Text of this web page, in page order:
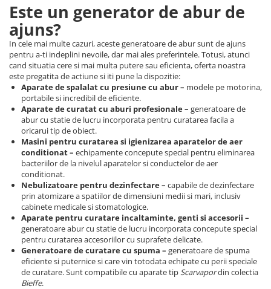
Este un generator de abur de
ajuns?
In cele mai multe cazuri, aceste generatoare de abur sunt de ajuns
pentru a-ti indeplini nevoile, dar mai ales preferintele. Totusi, atunci
cand situatia cere si mai multa putere sau eficienta, oferta noastra
este pregatita de actiune si iti pune la dispozitie:
Aparate de spalalat cu presiune cu abur – modele pe motorina,
portabile si incredibil de eficiente.
Aparate de curatat cu aburi profesionale – generatoare de
abur cu statie de lucru incorporata pentru curatarea facila a
oricarui tip de obiect.
Masini pentru curatarea si igienizarea aparatelor de aer
conditionat – echipamente concepute special pentru eliminarea
bacteriilor de la nivelul aparatelor si conductelor de aer
conditionat.
Nebulizatoare pentru dezinfectare – capabile de dezinfectare
prin atomizare a spatiilor de dimensiuni medii si mari, inclusiv
cabinete medicale si stomatologice.
Aparate pentru curatare incaltaminte, genti si accesorii –
generatoare abur cu statie de lucru incorporata concepute special
pentru curatarea accesoriilor cu suprafete delicate.
Generatoare de curatare cu spuma – generatoare de spuma
eficiente si puternice si care vin totodata echipate cu perii speciale
de curatare. Sunt compatibile cu aparate tipScarvapordin colectia
Bieffe.